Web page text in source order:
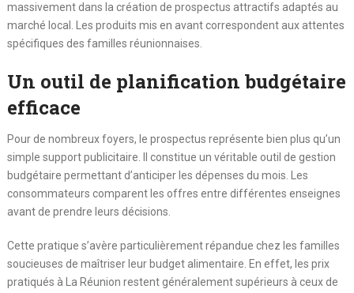
massivement dans la création de prospectus attractifs adaptés au
marché local. Les produits mis en avant correspondent aux attentes
spécifiques des familles réunionnaises.
Un outil de planification budgétaire
efficace
Pour de nombreux foyers, le prospectus représente bien plus qu’un
simple support publicitaire. Il constitue un véritable outil de gestion
budgétaire permettant d’anticiper les dépenses du mois. Les
consommateurs comparent les offres entre différentes enseignes
avant de prendre leurs décisions.
Cette pratique s’avère particulièrement répandue chez les familles
soucieuses de maîtriser leur budget alimentaire. En effet, les prix
pratiqués à La Réunion restent généralement supérieurs à ceux de